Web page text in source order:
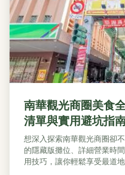
南華觀光商圈美食
清單與實用避坑指
想深入探索南華觀光商圈卻
的隱藏版攤位、詳細營業時
用技巧，讓你輕鬆享受最道地